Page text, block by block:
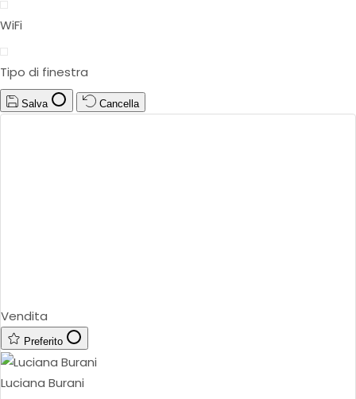
WiFi
Tipo di finestra
Salva Cancella
Vendita
Preferito
Luciana Burani